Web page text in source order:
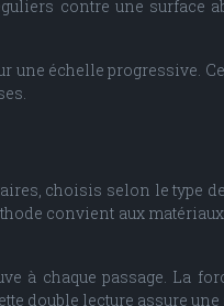
contre une surface
une échelle progressive.
choisis selon le type
convient aux
à chaque passage. La
double lecture assure